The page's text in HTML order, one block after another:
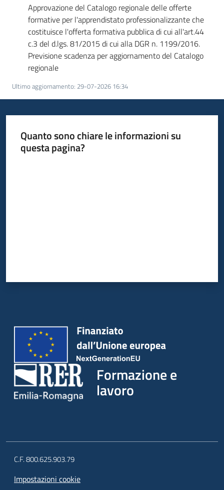
Approvazione del Catalogo regionale delle offerte
formative per l'apprendistato professionalizzante che
costituisce l'offerta formativa pubblica di cui all'art.44
c.3 del d.lgs. 81/2015 di cui alla DGR n. 1199/2016.
Previsione scadenza per aggiornamento del Catalogo
regionale
Ultimo aggiornamento: 29-07-2026 16:34
Quanto sono chiare le informazioni su
questa pagina?
Formazione e
lavoro
C.F. 800.625.903.79
Impostazioni cookie